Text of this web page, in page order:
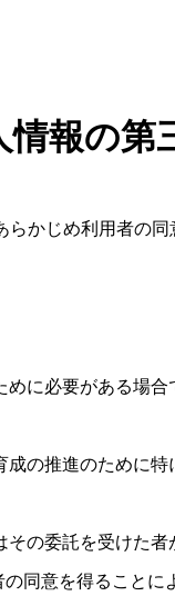
報の第
じめ利用者の同
に必要がある場合
の推進のために
の委託を受けた者
同意を得ること